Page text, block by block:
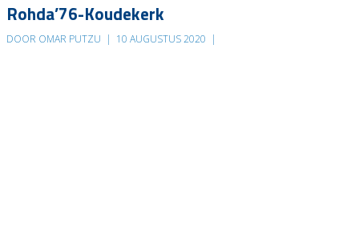
Rohda’76-Koudekerk
DOOR OMAR PUTZU | 10 AUGUSTUS 2020 |